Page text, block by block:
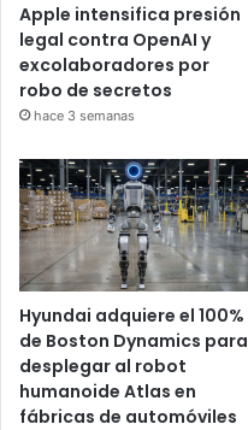
Apple intensifica presión
legal contra OpenAI y
excolaboradores por
robo de secretos
hace 3 semanas
Hyundai adquiere el 100%
de Boston Dynamics para
desplegar al robot
humanoide Atlas en
fábricas de automóviles